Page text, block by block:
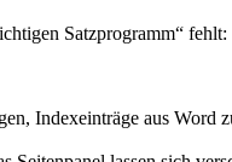
Satzprogramm“ fehlt:
Indexeinträge aus Word